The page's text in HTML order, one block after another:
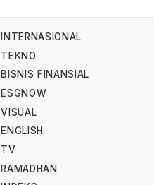
INTERNASIONAL
TEKNO
BISNIS FINANSIAL
ESGNOW
VISUAL
ENGLISH
TV
RAMADHAN